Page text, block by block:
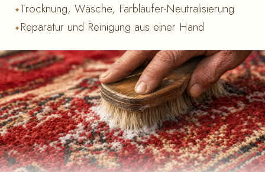
Trocknung, Wäsche, Farbläufer-Neutralisierung
Reparatur und Reinigung aus einer Hand